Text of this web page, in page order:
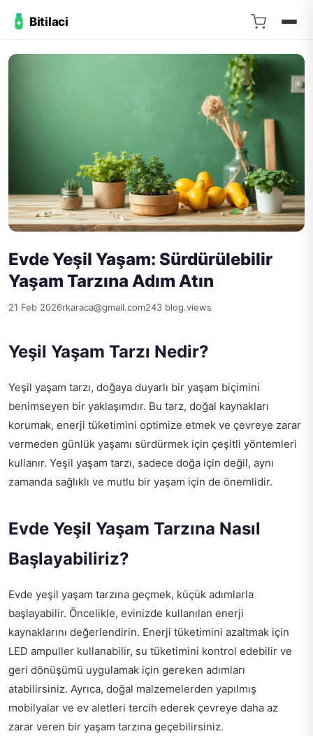
Bitilaci
Evde Yeşil Yaşam: Sürdürülebilir
Yaşam Tarzına Adım Atın
21 Feb 2026rkaraca@gmail.com243 blog.views
Yeşil Yaşam Tarzı Nedir?
Yeşil yaşam tarzı, doğaya duyarlı bir yaşam biçimini
benimseyen bir yaklaşımdır. Bu tarz, doğal kaynakları
korumak, enerji tüketimini optimize etmek ve çevreye zarar
vermeden günlük yaşamı sürdürmek için çeşitli yöntemleri
kullanır. Yeşil yaşam tarzı, sadece doğa için değil, aynı
zamanda sağlıklı ve mutlu bir yaşam için de önemlidir.
Evde Yeşil Yaşam Tarzına Nasıl
Başlayabiliriz?
Evde yeşil yaşam tarzına geçmek, küçük adımlarla
başlayabilir. Öncelikle, evinizde kullanılan enerji
kaynaklarını değerlendirin. Enerji tüketimini azaltmak için
LED ampuller kullanabilir, su tüketimini kontrol edebilir ve
geri dönüşümü uygulamak için gereken adımları
atabilirsiniz. Ayrıca, doğal malzemelerden yapılmış
mobilyalar ve ev aletleri tercih ederek çevreye daha az
zarar veren bir yaşam tarzına geçebilirsiniz.